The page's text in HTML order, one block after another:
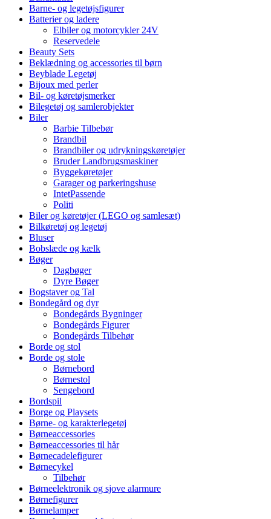
Barne- og legetøjsfigurer
Batterier og ladere
Elbiler og motorcykler 24V
Reservedele
Beauty Sets
Beklædning og accessories til børn
Beyblade Legetøj
Bijoux med perler
Bil- og køretøjsmerker
Bilegetøj og samlerobjekter
Biler
Barbie Tilbebør
Brandbil
Brandbiler og udrykningskøretøjer
Bruder Landbrugsmaskiner
Byggekøretøjer
Garager og parkeringshuse
IntetPassende
Politi
Biler og køretøjer (LEGO og samlesæt)
Bilkøretøj og legetøj
Bluser
Bobslæde og kælk
Bøger
Dagbøger
Dyre Bøger
Bogstaver og Tal
Bondegård og dyr
Bondegårds Bygninger
Bondegårds Figurer
Bondegårds Tilbehør
Borde og stol
Borde og stole
Børnebord
Børnestol
Sengebord
Bordspil
Borge og Playsets
Børne- og karakterlegetøj
Børneaccessories
Børneaccessories til hår
Børnecadelefigurer
Børnecykel
Tilbehør
Børneelektronik og sjove alarmure
Børnefigurer
Børnelamper